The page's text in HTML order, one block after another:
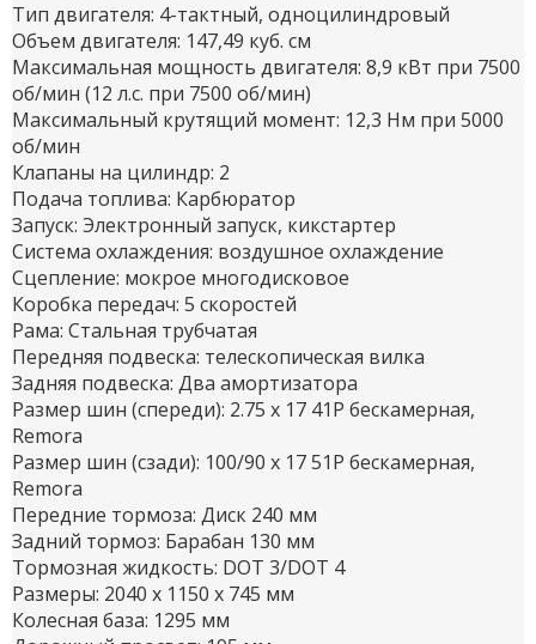
Тип двигателя: 4-тактный, одноцилиндровый
Объем двигателя: 147,49 куб. см
Максимальная мощность двигателя: 8,9 кВт при 7500
об/мин (12 л.с. при 7500 об/мин)
Максимальный крутящий момент: 12,3 Нм при 5000
об/мин
Клапаны на цилиндр: 2
Подача топлива: Карбюратор
Запуск: Электронный запуск, кикстартер
Система охлаждения: воздушное охлаждение
Сцепление: мокрое многодисковое
Коробка передач: 5 скоростей
Рама: Стальная трубчатая
Передняя подвеска: телескопическая вилка
Задняя подвеска: Два амортизатора
Размер шин (спереди): 2.75 x 17 41P бескамерная,
Remora
Размер шин (сзади): 100/90 x 17 51P бескамерная,
Remora
Передние тормоза: Диск 240 мм
Задний тормоз: Барабан 130 мм
Тормозная жидкость: DOT 3/DOT 4
Размеры: 2040 х 1150 х 745 мм
Колесная база: 1295 мм